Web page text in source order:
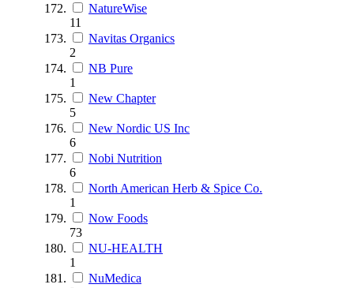
NatureWise
11
Navitas Organics
2
NB Pure
1
New Chapter
5
New Nordic US Inc
6
Nobi Nutrition
6
North American Herb & Spice Co.
1
Now Foods
73
NU-HEALTH
1
NuMedica